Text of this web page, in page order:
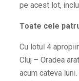
pe acest lot,
Toate cele
Cu lotul 4
Cluj – Oradea
acum cateva